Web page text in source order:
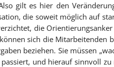
gilt es hier den
die soweit möglich auf
die
sich die Mitar­beitenden
beziehen. Sie müssen
und hierauf sinnvoll